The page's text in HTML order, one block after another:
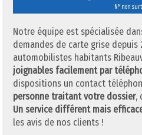
N° non
Notre équipe est spécialisée
demandes de carte grise depuis
automobilistes habitants
joignables facilement par
dispositions un contact
personne traitant votre dossier,
Un service différent mais
les avis de nos clients !